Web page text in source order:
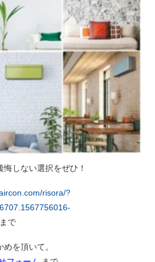
しない選択をぜひ！
risora/?
まで
を頂いて。